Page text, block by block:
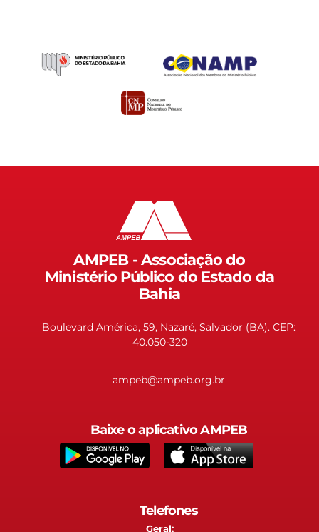
AMPEB - Associação do
Ministério Público do Estado da
Bahia
Boulevard América, 59, Nazaré, Salvador (BA). CEP:
40.050-320
ampeb@ampeb.org.br
Baixe o aplicativo AMPEB
Telefones
Geral: